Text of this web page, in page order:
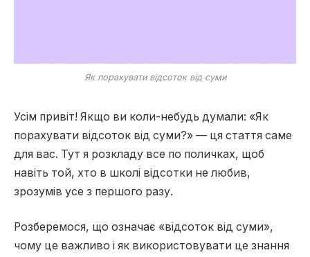
Як порахувати відсоток від суми
Усім привіт! Якщо ви коли-небудь думали: «Як
порахувати відсоток від суми?» — ця стаття саме
для вас. Тут я розкладу все по поличках, щоб
навіть той, хто в школі відсотки не любив,
зрозумів усе з першого разу.
Розберемося, що означає «відсоток від суми»,
чому це важливо і як використовувати це знання